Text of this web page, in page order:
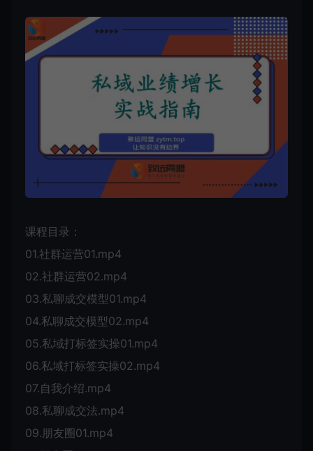
课程目录：
01.社群运营01.mp4
02.社群运营02.mp4
03.私聊成交模型01.mp4
04.私聊成交模型02.mp4
05.私域打标签实操01.mp4
06.私域打标签实操02.mp4
07.自我介绍.mp4
08.私聊成交法.mp4
09.朋友圈01.mp4